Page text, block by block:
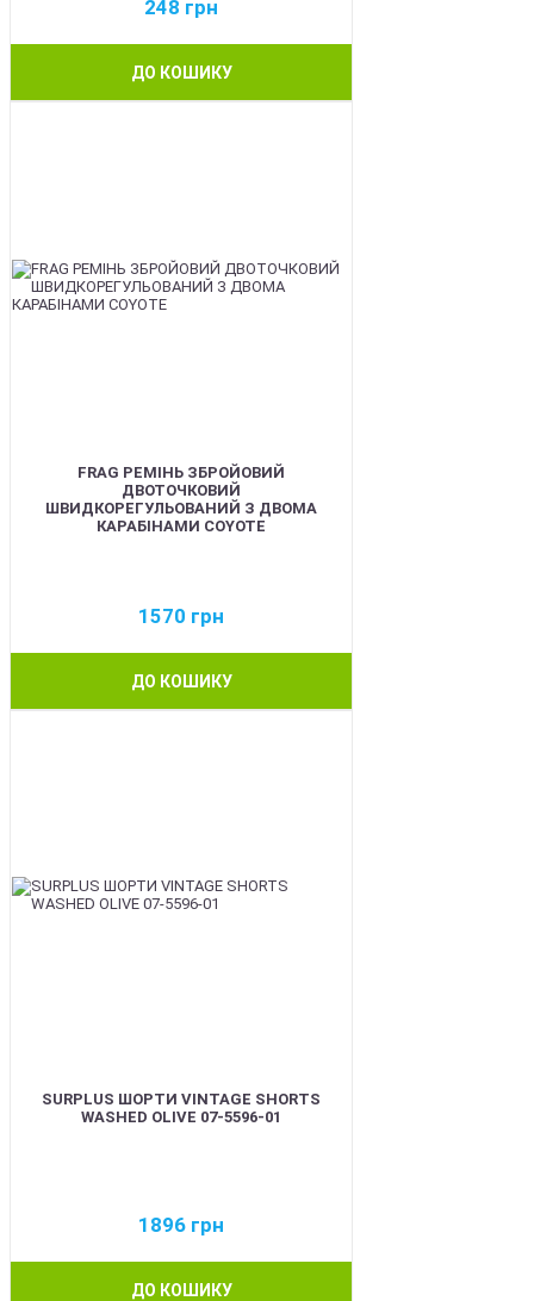
248 грн
ДО КОШИКУ
FRAG РЕМІНЬ ЗБРОЙОВИЙ
ДВОТОЧКОВИЙ
ШВИДКОРЕГУЛЬОВАНИЙ З ДВОМА
КАРАБІНАМИ COYOTE
1570 грн
ДО КОШИКУ
SURPLUS ШОРТИ VINTAGE SHORTS
WASHED OLIVE 07-5596-01
1896 грн
ДО КОШИКУ